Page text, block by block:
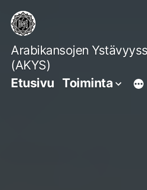
Siirry
sisältöön
Arabikansojen
(AKYS)
Etusivu Toiminta